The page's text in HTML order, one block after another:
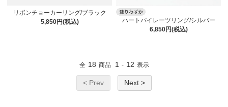
リボンチョーカーリング/ブラック
5,850円(税込)
ハートパイレーツリング/シルバー
6,850円(税込)
全 18 商品 1 - 12 表示
< Prev Next >